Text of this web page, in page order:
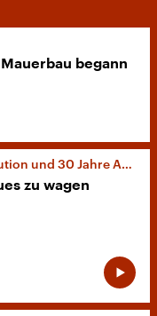
begann
30 Jahre Aufarbeitung
zu wagen